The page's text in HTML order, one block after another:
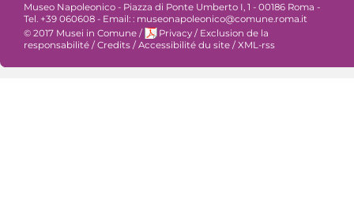
Museo Napoleonico - Piazza di Ponte Umberto I, 1 - 00186 Roma -
Tel. +39 060608 - Email: : museonapoleonico@comune.roma.it
© 2017 Musei in Comune / Privacy / Exclusion de la
responsabilité /Credits /Accessibilité du site /XML-rss